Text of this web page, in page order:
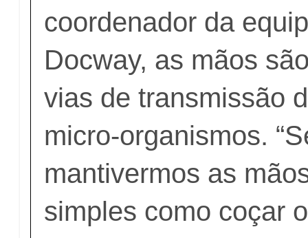
coordenador da
Docway, as mãos
vias de transmissão
micro-organismos.
mantivermos as
simples como coçar